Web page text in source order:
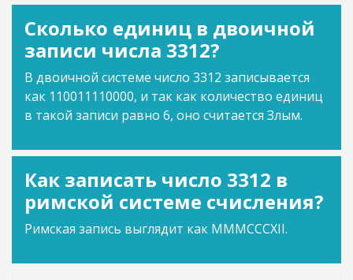
Сколько единиц в двоичной
записи числа 3312?
В двоичной системе число 3312 записывается
как 110011110000, и так как количество единиц
в такой записи равно 6, оно считается Злым.
Как записать число 3312 в
римской системе счисления?
Римская запись выглядит как MMMCCCXII.